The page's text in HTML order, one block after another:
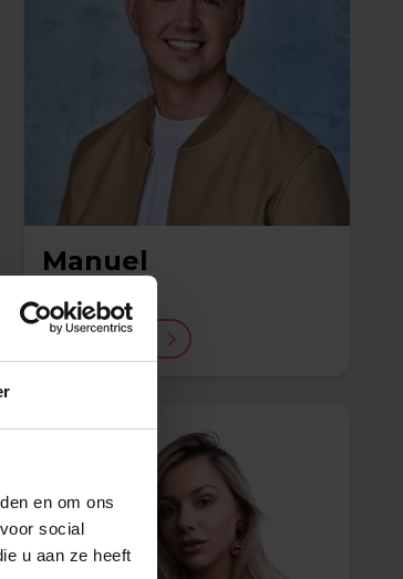
en om ons
social
u aan ze heeft
Manuel
Lees meer